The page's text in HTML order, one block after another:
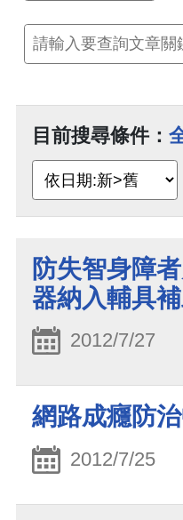
目前搜尋條件：
防失智身障
器納入輔具
2012/7/27
網路成癮防
2012/7/25